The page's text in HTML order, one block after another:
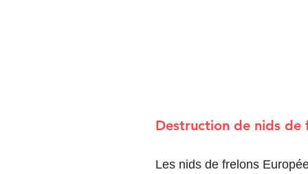
Destruction de nids de
Les nids de frelons